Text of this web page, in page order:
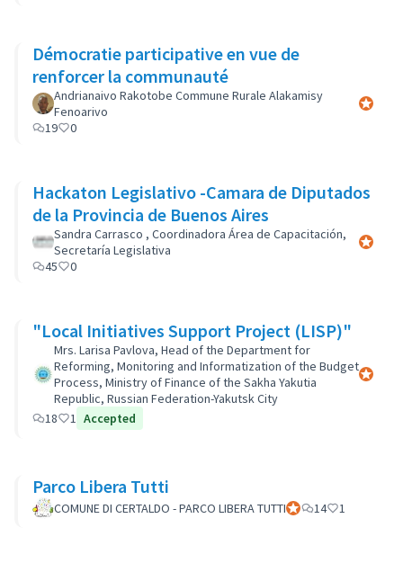
Démocratie participative en vue de
renforcer la communauté
Andrianaivo Rakotobe Commune Rurale Alakamisy
Fenoarivo
Official
19
0
Hackaton Legislativo -Camara de Diputados
de la Provincia de Buenos Aires
Sandra Carrasco , Coordinadora Área de Capacitación,
Secretaría Legislativa
Official
45
0
"Local Initiatives Support Project (LISP)"
Mrs. Larisa Pavlova, Head of the Department for
Reforming, Monitoring and Informatization of the Budget
Process, Ministry of Finance of the Sakha Yakutia
Republic, Russian Federation-Yakutsk City
Official
18 1 Accepted
Parco Libera Tutti
COMUNE DI CERTALDO - PARCO LIBERA TUTTIOfficial participant
14 1